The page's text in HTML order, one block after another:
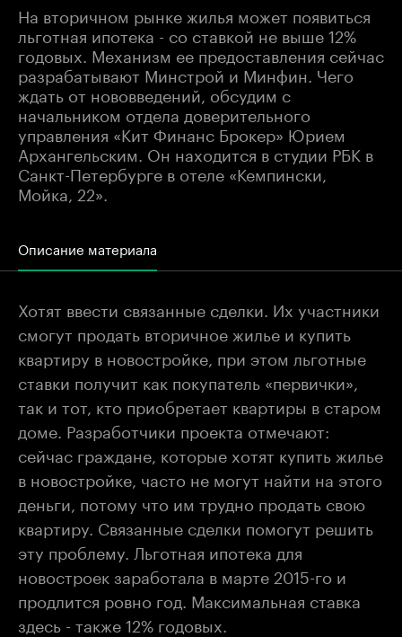
На вторичном рынке жилья может появиться
льготная ипотека - со ставкой не выше 12%
годовых. Механизм ее предоставления сейчас
разрабатывают Минстрой и Минфин. Чего
ждать от нововведений, обсудим с
начальником отдела доверительного
управления «Кит Финанс Брокер» Юрием
Архангельским. Он находится в студии РБК в
Санкт-Петербурге в отеле «Кемпински,
Мойка, 22».
Описание материала
Хотят ввести связанные сделки. Их участники
смогут продать вторичное жилье и купить
квартиру в новостройке, при этом льготные
ставки получит как покупатель «первички»,
так и тот, кто приобретает квартиры в старом
доме. Разработчики проекта отмечают:
сейчас граждане, которые хотят купить жилье
в новостройке, часто не могут найти на этого
деньги, потому что им трудно продать свою
квартиру. Связанные сделки помогут решить
эту проблему. Льготная ипотека для
новостроек заработала в марте 2015-го и
продлится ровно год. Максимальная ставка
здесь - также 12% годовых.